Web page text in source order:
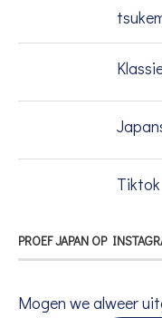
PROEF JAPAN OP
Mogen we alweer